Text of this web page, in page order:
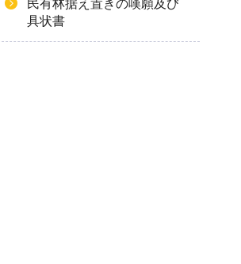
民有林据え置きの嘆願及び
具状書